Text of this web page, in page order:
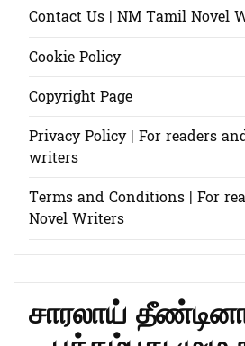
Contact Us | NM Tamil Novel
Cookie Policy
Copyright Page
Privacy Policy | For readers
writers
Terms and Conditions | For
Novel Writers
சாரலாய்